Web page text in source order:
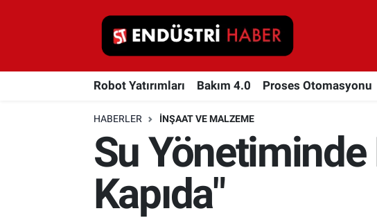
Robot Yatırımları Bakım 4.0 Proses Otomasyonu
HABERLER İNŞAAT VE MALZEME
Su Yönetiminde
Kapıda"
Robot Yatırımları
Proses Otomasyonu
Otomasyon